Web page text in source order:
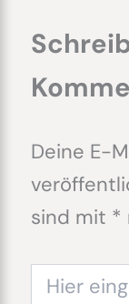
Deine E-
sind mit *
eingeben…